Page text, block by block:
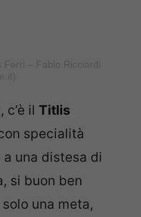
il Titlis
specialità
una distesa di
si buon ben
una meta,